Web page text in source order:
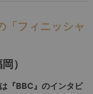
「フィニッシャ
）
『BBC』のインタビ